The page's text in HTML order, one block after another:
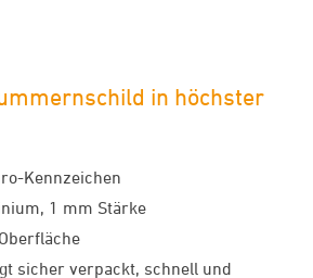
in höchster
Kennzeichen
1 mm Stärke
sicher verpackt, schnell und